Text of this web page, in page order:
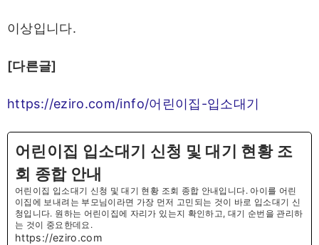
이상입니다.
[다른글]
https://eziro.com/info/어린이집-입소대기
어린이집 입소대기 신청 및 대기 현황 조
회 종합 안내
어린이집 입소대기 신청 및 대기 현황 조회 종합 안내입니다. 아이를 어린
이집에 보내려는 부모님이라면 가장 먼저 고민되는 것이 바로 입소대기 신
청입니다. 원하는 어린이집에 자리가 있는지 확인하고, 대기 순번을 관리하
는 것이 중요한데요.
https://eziro.com